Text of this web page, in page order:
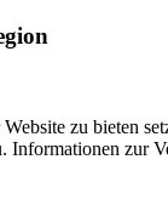
zu bieten
Informationen zur